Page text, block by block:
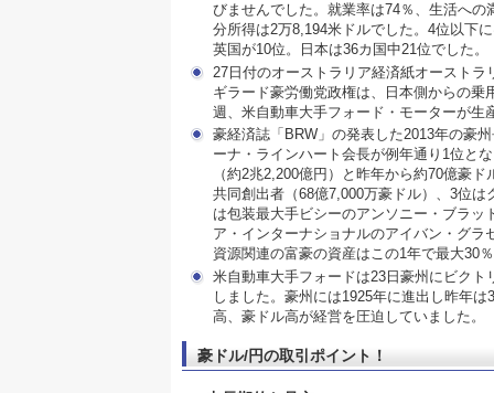
びませんでした。就業率は74％、生活へ
分所得は2万8,194米ドルでした。4位以下
英国が10位。日本は36カ国中21位でした。
27日付のオーストラリア経済紙オースト
ギラード豪労働党政権は、日本側からの
週、米自動車大手フォード・モーターが
豪経済誌「BRW」の発表した2013年の豪
ーナ・ラインハート会長が例年通り1位と
（約2兆2,200億円）と昨年から約70億豪
共同創出者（68億7,000万豪ドル）、3位
は包装最大手ビシーのアンソニー・ブラ
ア・インターナショナルのアイバン・グ
資源関連の富豪の資産はこの1年で最大30
米自動車大手フォードは23日豪州にビク
しました。豪州には1925年に進出し昨年
高、豪ドル高が経営を圧迫していました。
豪ドル/円の取引ポイント！